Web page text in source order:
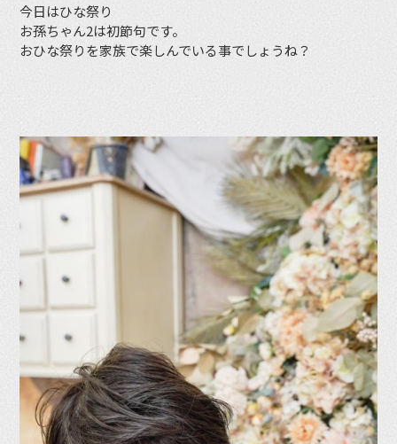
今日はひな祭り
お孫ちゃん2は初節句です。
おひな祭りを家族で楽しんでいる事でしょうね？